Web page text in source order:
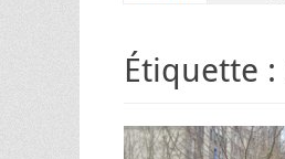
Étiquette :